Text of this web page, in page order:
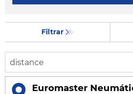
Filtrar
Euromaster